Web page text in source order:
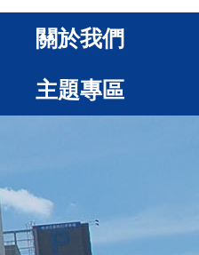
關於我們
主題專區